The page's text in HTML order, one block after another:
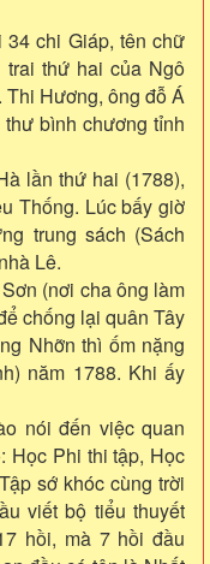
chi Giáp, tên chữ
trai thứ hai của Ngô
Hương, ông đỗ Á
bình chương tỉnh
lần thứ hai (1788),
Thống. Lúc bấy giờ
trung sách (Sách
Lê.
(nơi cha ông làm
chống lại quân Tây
Nhỡn thì ốm nặng
năm 1788. Khi ấy
nói đến việc quan
Học Phi thi tập, Học
sớ khóc cùng trời
viết bộ tiểu thuyết
hồi, mà 7 hồi đầu